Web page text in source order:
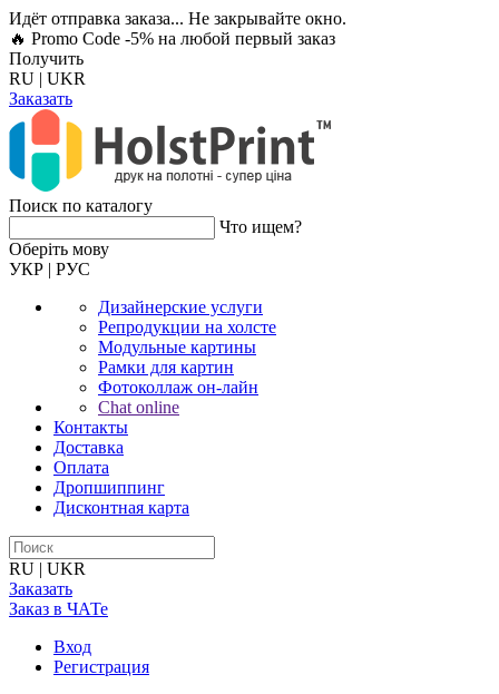
Идёт отправка заказа... Не закрывайте окно.
🔥 Promo Code -5% на любой первый заказ
Получить
RU | UKR
Заказать
Поиск по каталогу
Что ищем?
Оберiть мову
УКР | РУС
Дизайнерские услуги
Репродукции на холсте
Модульные картины
Рамки для картин
Фотоколлаж он-лайн
Chat online
Контакты
Доставка
Оплата
Дропшиппинг
Дисконтная карта
RU | UKR
Заказать
Заказ в ЧАТе
Вход
Регистрация